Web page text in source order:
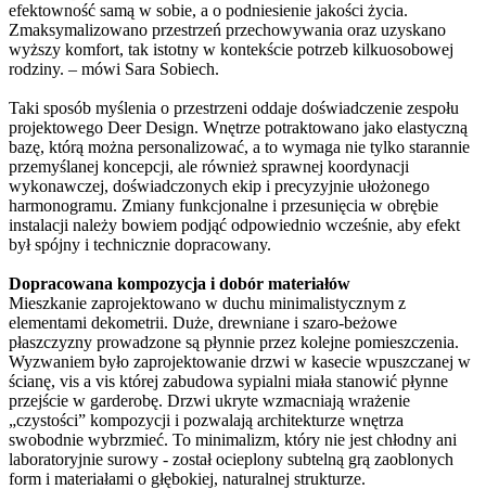
efektowność samą w sobie, a o podniesienie jakości życia.
Zmaksymalizowano przestrzeń przechowywania oraz uzyskano
wyższy komfort, tak istotny w kontekście potrzeb kilkuosobowej
rodziny. – mówi Sara Sobiech.
Taki sposób myślenia o przestrzeni oddaje doświadczenie zespołu
projektowego Deer Design. Wnętrze potraktowano jako elastyczną
bazę, którą można personalizować, a to wymaga nie tylko starannie
przemyślanej koncepcji, ale również sprawnej koordynacji
wykonawczej, doświadczonych ekip i precyzyjnie ułożonego
harmonogramu. Zmiany funkcjonalne i przesunięcia w obrębie
instalacji należy bowiem podjąć odpowiednio wcześnie, aby efekt
był spójny i technicznie dopracowany.
Dopracowana kompozycja i dobór materiałów
Mieszkanie zaprojektowano w duchu minimalistycznym z
elementami dekometrii. Duże, drewniane i szaro-beżowe
płaszczyzny prowadzone są płynnie przez kolejne pomieszczenia.
Wyzwaniem było zaprojektowanie drzwi w kasecie wpuszczanej w
ścianę, vis a vis której zabudowa sypialni miała stanowić płynne
przejście w garderobę. Drzwi ukryte wzmacniają wrażenie
„czystości” kompozycji i pozwalają architekturze wnętrza
swobodnie wybrzmieć. To minimalizm, który nie jest chłodny ani
laboratoryjnie surowy - został ocieplony subtelną grą zaoblonych
form i materiałami o głębokiej, naturalnej strukturze.